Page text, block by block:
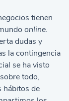
tienen
online.
dudas y
la contingencia
se ha visto
todo,
hábitos de